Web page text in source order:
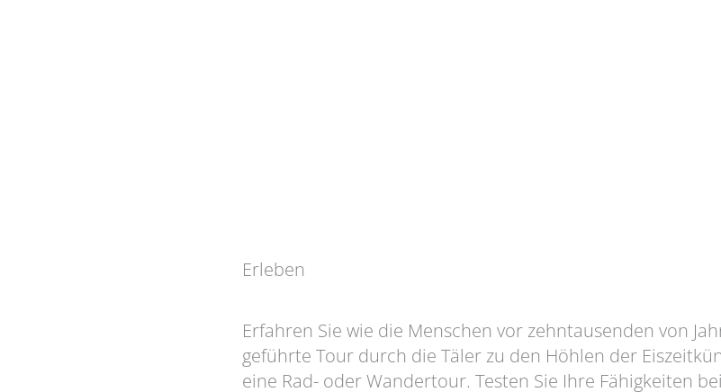
Erleben
Erfahren Sie wie die Menschen vor zehntausenden von
geführte Tour durch die Täler zu den Höhlen der
eine Rad- oder Wandertour. Testen Sie Ihre Fähigkeiten